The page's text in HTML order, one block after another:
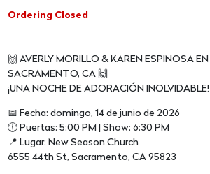
Ordering Closed
🙌 AVERLY MORILLO & KAREN ESPINOSA EN
SACRAMENTO, CA 🙌
¡UNA NOCHE DE ADORACIÓN INOLVIDABLE!
📅 Fecha: domingo, 14 de junio de 2026
🕕 Puertas: 5:00 PM | Show: 6:30 PM
📍 Lugar: New Season Church
6555 44th St, Sacramento, CA 95823